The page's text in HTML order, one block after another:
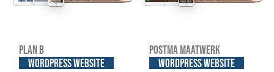
Plan B
WordPress website
Postma Maatwerk
WordPress website